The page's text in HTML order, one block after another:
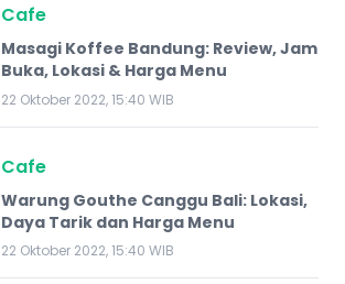
Cafe
Masagi Koffee Bandung: Review, Jam
Buka, Lokasi & Harga Menu
22 Oktober 2022, 15:40 WIB
Cafe
Warung Gouthe Canggu Bali: Lokasi,
Daya Tarik dan Harga Menu
22 Oktober 2022, 15:40 WIB